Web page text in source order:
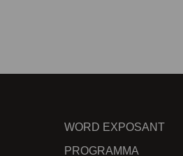
WORD EXPOSANT
PROGRAMMA